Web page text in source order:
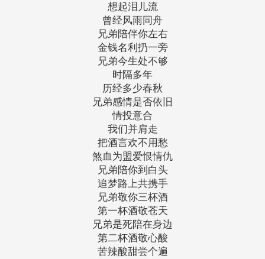
想起泪儿流
曾经风雨同舟
兄弟陪伴你左右
金钱名利扔一旁
兄弟今生处不够
时隔多年
历经多少春秋
兄弟感情是否依旧
情投意合
我们并肩走
把酒言欢不用愁
煞血为盟爱恨情仇
兄弟陪你到白头
追梦路上共携手
兄弟敬你三杯酒
第一杯酒敬苍天
兄弟是死陪在身边
第二杯酒敬心酸
苦辣酸甜尝个遍